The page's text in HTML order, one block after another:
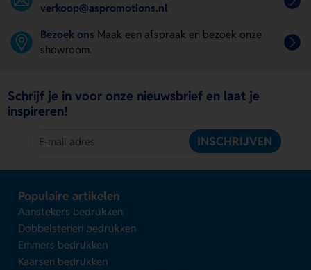
verkoop@aspromotions.nl
Bezoek ons Maak een afspraak en bezoek onze
showroom.
Schrijf je in voor onze nieuwsbrief en laat je
inspireren!
INSCHRIJVEN
Populaire artikelen
Aanstekers bedrukken
Dobbelstenen bedrukken
Emmers bedrukken
Kaarsen bedrukken